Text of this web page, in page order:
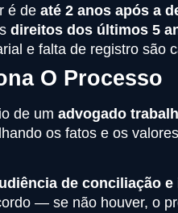
é de até 2 anos após a
direitos dos últimos 5
e falta de registro são
O Processo
de um advogado
os fatos e os
de conciliação
— se não houver, o